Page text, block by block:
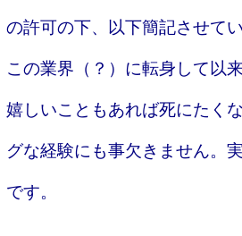
の許可の下、以下簡記させて
この業界（？）に転身して以
嬉しいこともあれば死にたく
グな経験にも事欠きません。
です。